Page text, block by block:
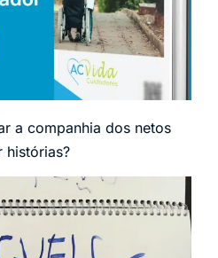
a companhia dos netos
histórias?